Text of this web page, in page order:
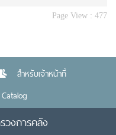
Page View : 477
สำหรับเจ้าหน้าที่
วงการคลัง